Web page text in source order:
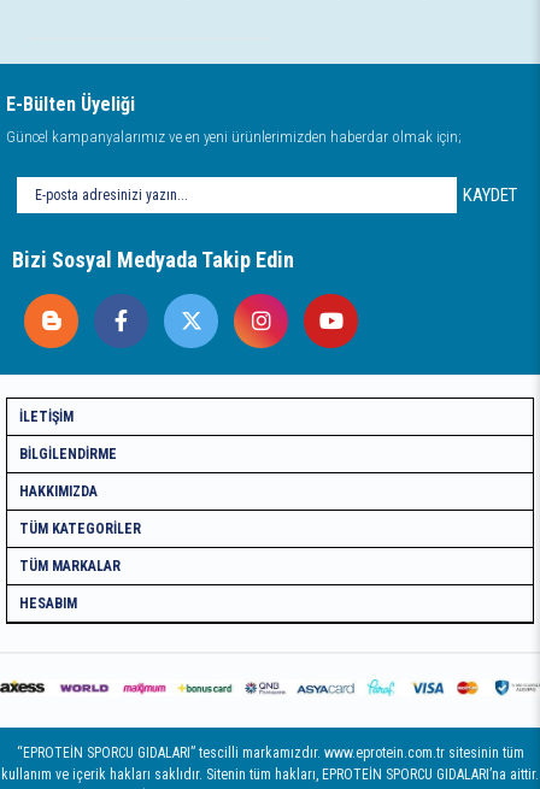
E-Bülten Üyeliği
Güncel kampanyalarımız ve en yeni ürünlerimizden haberdar olmak için;
KAYDET
Bizi Sosyal Medyada Takip Edin
İLETIŞIM
BILGILENDIRME
HAKKIMIZDA
TÜM KATEGORILER
TÜM MARKALAR
HESABIM
“EPROTEİN SPORCU GIDALARI” tescilli markamızdır. www.eprotein.com.tr sitesinin tüm
kullanım ve içerik hakları saklıdır. Sitenin tüm hakları, EPROTEİN SPORCU GIDALARI’na aittir.